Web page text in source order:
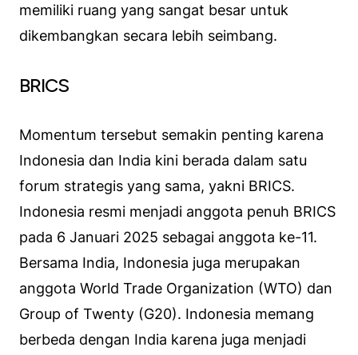
memiliki ruang yang sangat besar untuk
dikembangkan secara lebih seimbang.
BRICS
Momentum tersebut semakin penting karena
Indonesia dan India kini berada dalam satu
forum strategis yang sama, yakni BRICS.
Indonesia resmi menjadi anggota penuh BRICS
pada 6 Januari 2025 sebagai anggota ke-11.
Bersama India, Indonesia juga merupakan
anggota World Trade Organization (WTO) dan
Group of Twenty (G20). Indonesia memang
berbeda dengan India karena juga menjadi